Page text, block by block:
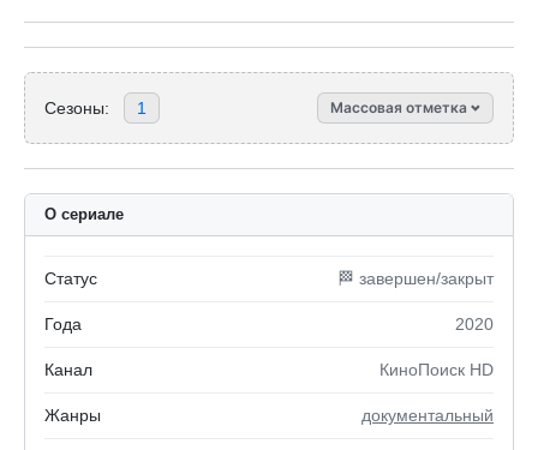
Сезоны: 1 Массовая отметка
О сериале
Статус 🏁 завершен/закрыт
Года 2020
Канал КиноПоиск HD
Жанры документальный